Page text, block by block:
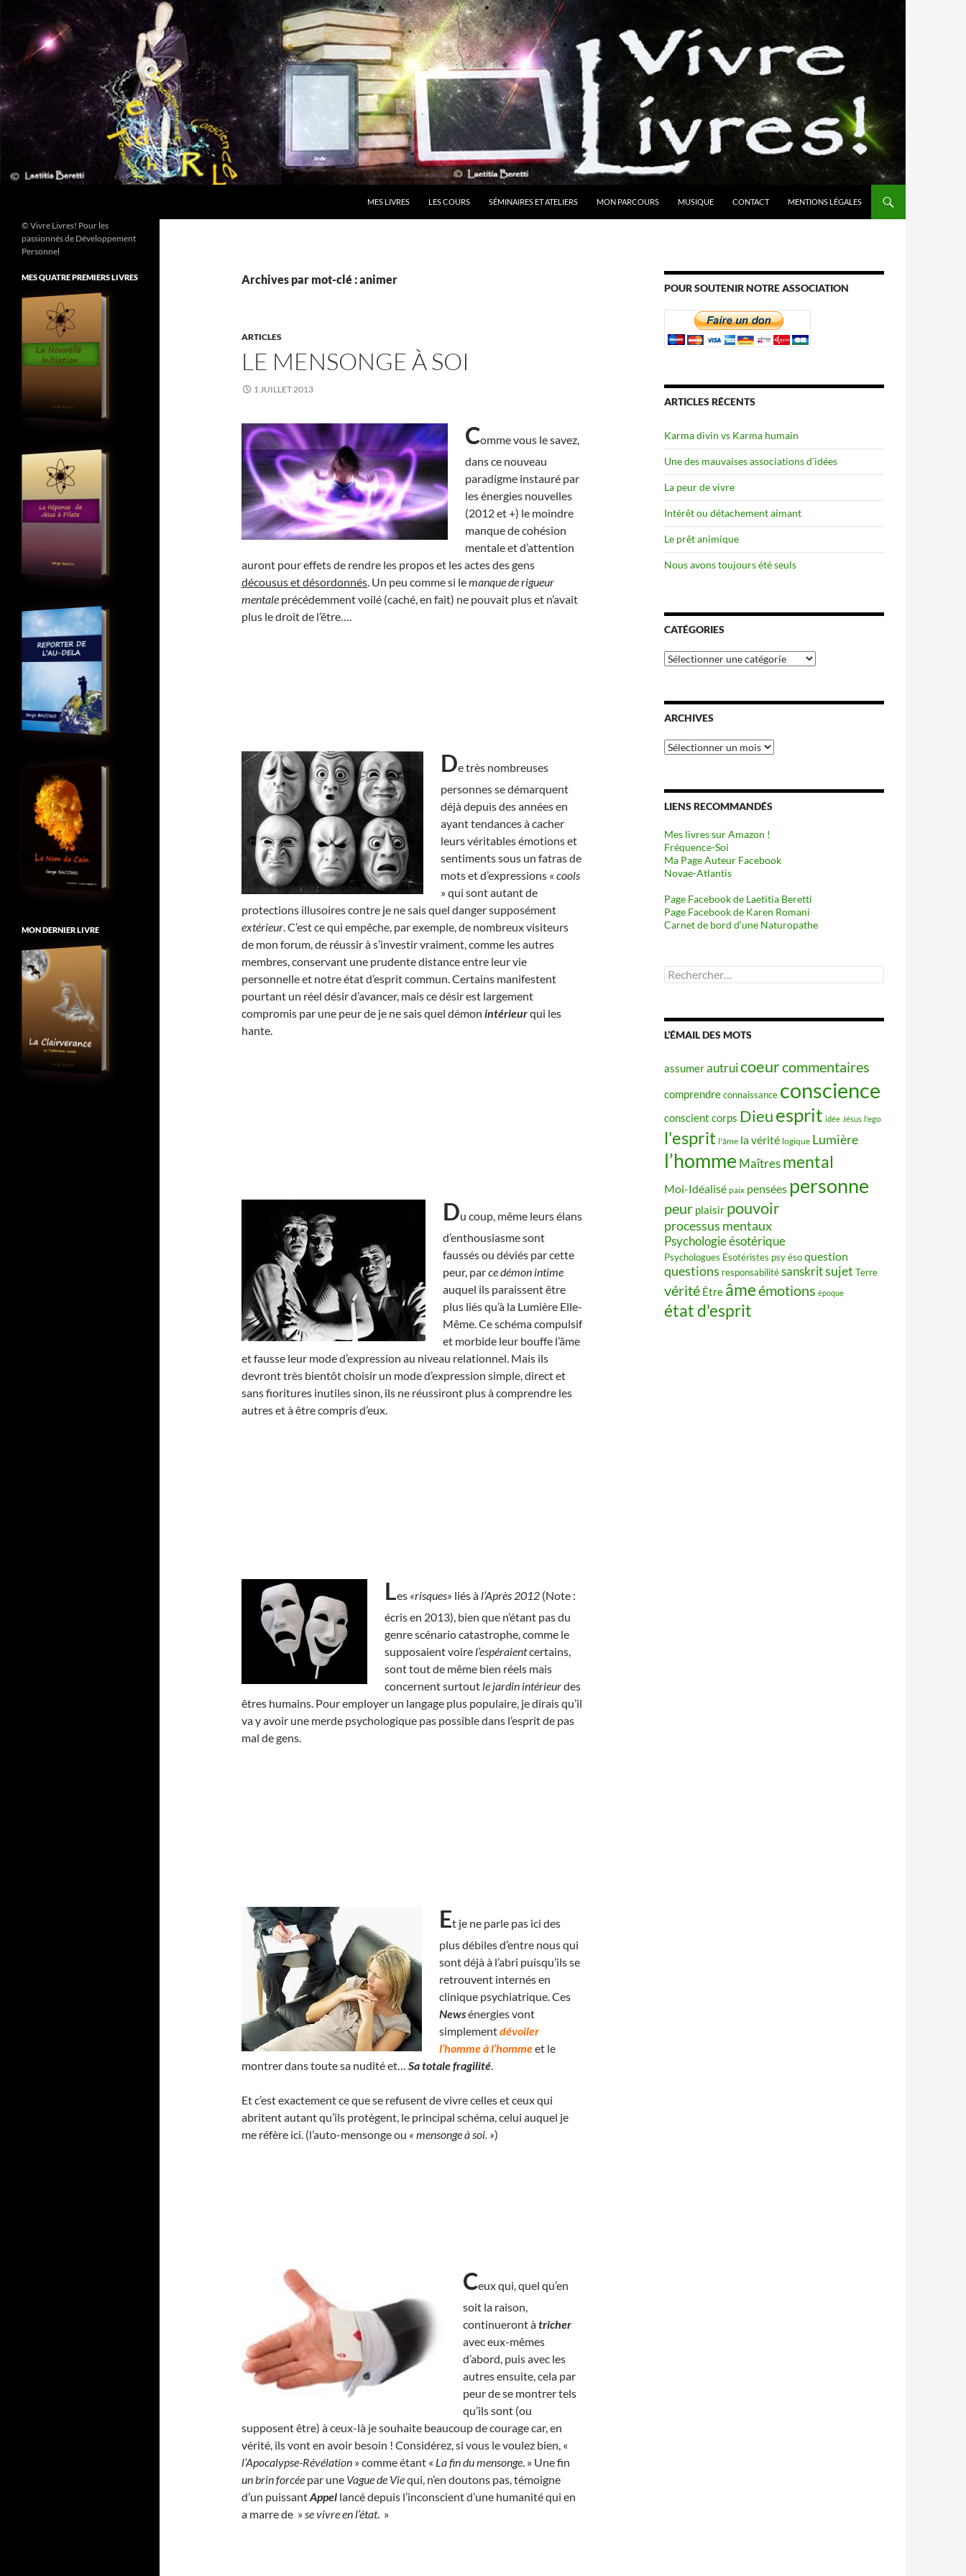
contenu
MES LIVRES LES COURS SÉMINAIRES ET ATELIERS MON PARCOURS MUSIQUE CONTACT MENTIONS LÉGALES
Archives par mot-clé : animer
ARTICLES
LE MENSONGE À SOI
1 JUILLET 2013
Comme vous le savez,
dans ce nouveau
paradigme instauré par
les énergies nouvelles
(2012 et +) le moindre
manque de cohésion
mentale et d’attention
auront pour effets de rendre les propos et les actes des gens
décousus et désordonnés. Un peu comme si lemanque de rigueur
mentale précédemment voilé (caché, en fait) ne pouvait plus et n’avait
plus le droit de l’être….
De très nombreuses
personnes se démarquent
déjà depuis des années en
ayant tendances à cacher
leurs véritables émotions et
sentiments sous un fatras de
mots et d’expressions « cools
» qui sont autant de
protections illusoires contre je ne sais quel danger supposément
extérieur. C’est ce qui empêche, par exemple, de nombreux visiteurs
de mon forum, de réussir à s’investir vraiment, comme les autres
membres, conservant une prudente distance entre leur vie
personnelle et notre état d’esprit commun. Certains manifestent
pourtant un réel désir d’avancer, mais ce désir est largement
compromis par une peur de je ne sais quel démon intérieurqui les
hante.
Du coup, même leurs élans
d’enthousiasme sont
faussés ou déviés par cette
peur, parce démon intime
auquel ils paraissent être
plus liés qu’à la Lumière Elle-
Même. Ce schéma compulsif
et morbide leur bouffe l’âme
et fausse leur mode d’expression au niveau relationnel. Mais ils
devront très bientôt choisir un mode d’expression simple, direct et
sans fioritures inutiles sinon, ils ne réussiront plus à comprendre les
autres et à être compris d’eux.
Les «risques» liés à l’Après 2012 (Note :
écris en 2013), bien que n’étant pas du
genre scénario catastrophe, comme le
supposaient voire l’espéraientcertains,
sont tout de même bien réels mais
concernent surtout le jardin intérieurdes
êtres humains. Pour employer un langage plus populaire, je dirais qu’il
va y avoir une merde psychologique pas possible dans l’esprit de pas
mal de gens.
Et je ne parle pas ici des
plus débiles d’entre nous qui
sont déjà à l’abri puisqu’ils se
retrouvent internés en
clinique psychiatrique. Ces
Newsénergies vont
simplementdévoiler
l’homme à l’hommeet le
montrer dans toute sa nudité et… Sa totale fragilité.
Et c’est exactement ce que se refusent de vivre celles et ceux qui
abritent autant qu’ils protègent, le principal schéma, celui auquel je
me réfère ici. (l’auto-mensonge ou « mensonge à soi. »)
Ceux qui, quel qu’en
soit la raison,
continueront àtricher
avec eux-mêmes
d’abord, puis avec les
autres ensuite, cela par
peur de se montrer tels
qu’ils sont (ou
supposent être) à ceux-là je souhaite beaucoup de courage car, en
vérité, ils vont en avoir besoin ! Considérez, si vous le voulez bien, «
l’Apocalypse-Révélation » comme étant « La fin du mensonge. » Une fin
un brin forcée par une Vague de Viequi, n’en doutons pas, témoigne
d’un puissantAppel lancé depuis l’inconscient d’une humanité qui en
a marre de »se vivre en l’état. »
POUR SOUTENIR NOTRE ASSOCIATION
ARTICLES RÉCENTS
Karma divin vs Karma humain
Une des mauvaises associations d’idées
La peur de vivre
Intérêt ou détachement aimant
Le prêt animique
Nous avons toujours été seuls
CATÉGORIES
Catégories
ARCHIVES
Archives
LIENS RECOMMANDÉS
Mes livres sur Amazon !
Fréquence-Soi
Ma Page Auteur Facebook
Novae-Atlantis
Page Facebook de Laetitia Beretti
Page Facebook de Karen Romani
Carnet de bord d’une Naturopathe
Rechercher :
L’ÉMAIL DES MOTS
assumerautruicoeurcommentaires
comprendreconnaissance conscience
conscient corps Dieuesprit idée Jésus l'ego
l'esprit l'âme la vérité logique Lumière
l’homme Maîtres mental
Moi-Idéalisé paix pensées personne
peur plaisir pouvoir
processus mentaux
Psychologie ésotérique
Psychologues Esotéristes psy ésoquestion
questions responsabilitésanskritsujet Terre
vérité Être âmeémotions époque
état d'esprit
© Vivre Livres! Pour les
passionnés de Développement
Personnel
MES QUATRE PREMIERS LIVRES
MON DERNIER LIVRE